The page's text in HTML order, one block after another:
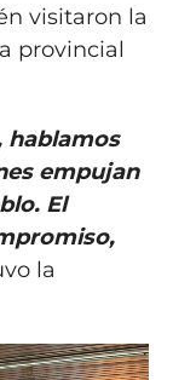
visitaron la
provincial
hablamos
empujan
El
la